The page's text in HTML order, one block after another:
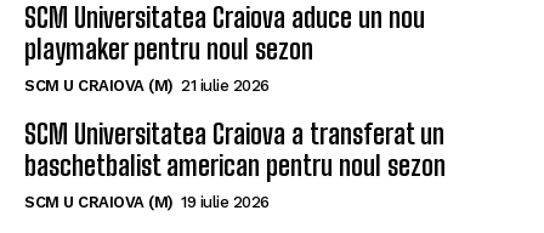
SCM Universitatea Craiova aduce un nou
playmaker pentru noul sezon
SCM U CRAIOVA (M) 21 iulie 2026
SCM Universitatea Craiova a transferat un
baschetbalist american pentru noul sezon
SCM U CRAIOVA (M) 19 iulie 2026